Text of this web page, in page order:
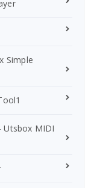
Simple
Utsbox MIDI